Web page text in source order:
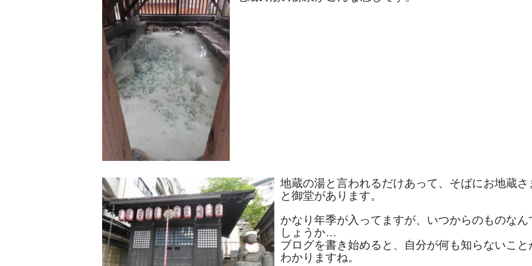
地蔵の湯と言われるだけあって、そばにお地蔵さ
と御堂があります。
かなり年季が入ってますが、いつからのものなん
しょうか…
ブログを書き始めると、自分が何も知らないこと
わかりますね。